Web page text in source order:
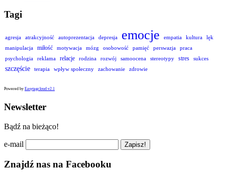
Tagi
agresja atrakcyjność autoprezentacja depresja emocje empatia kultura
lęk
manipulacja
miłość motywacja mózg osobowość pamięć perswazja
praca
psychologia
reklama relacje rodzina rozwój samoocena stereotypy stres sukces
szczęście terapia wpływ społeczny zachowanie zdrowie
Powered by Easytagcloud v2.1
Newsletter
Bądź na bieżąco!
e-mail
Znajdź nas na Facebooku